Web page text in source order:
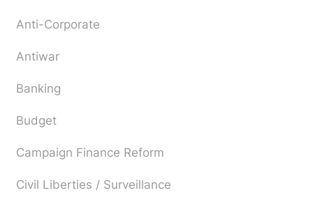
Anti-Corporate
Antiwar
Banking
Budget
Campaign Finance Reform
Civil Liberties / Surveillance